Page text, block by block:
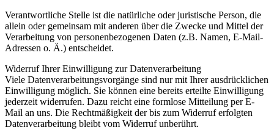
Verantwortliche Stelle ist die natürliche oder juristische Person, die
allein oder gemeinsam mit anderen über die Zwecke und Mittel der
Verarbeitung von personenbezogenen Daten (z.B. Namen, E-Mail-
Adressen o. Ä.) entscheidet.
Widerruf Ihrer Einwilligung zur Datenverarbeitung
Viele Datenverarbeitungsvorgänge sind nur mit Ihrer ausdrücklichen
Einwilligung möglich. Sie können eine bereits erteilte Einwilligung
jederzeit widerrufen. Dazu reicht eine formlose Mitteilung per E-
Mail an uns. Die Rechtmäßigkeit der bis zum Widerruf erfolgten
Datenverarbeitung bleibt vom Widerruf unberührt.